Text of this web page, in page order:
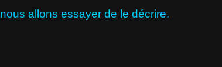
nous allons essayer de le décrire.